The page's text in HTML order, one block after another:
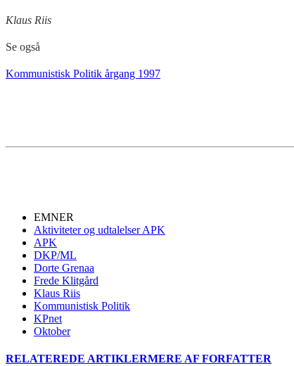
Klaus Riis
Se også
Kommunistisk Politik årgang 1997
EMNER
Aktiviteter og udtalelser APK
APK
DKP/ML
Dorte Grenaa
Frede Klitgård
Klaus Riis
Kommunistisk Politik
KPnet
Oktober
RELATEREDE ARTIKLERMERE AF FORFATTER